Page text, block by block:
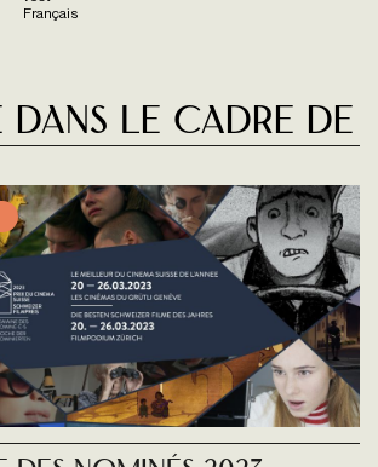
Français
dans le cadre de